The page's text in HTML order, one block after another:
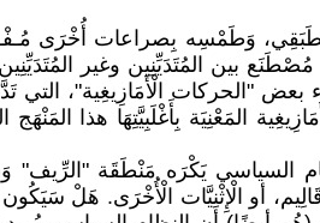
وَطَمْسِه بِصراعات أُخْرَى
بين المُتَدَيِّنِين وغير
"الحركات الْأَمَازِيغِية"،
المَعْنِيَة بِأَغْلَبِيَّتِهَا هذا
السياسي يَكْرَه مَنْطَقَة
أو الْإِثْنِيَّات الْأُخْرَى. هَلْ